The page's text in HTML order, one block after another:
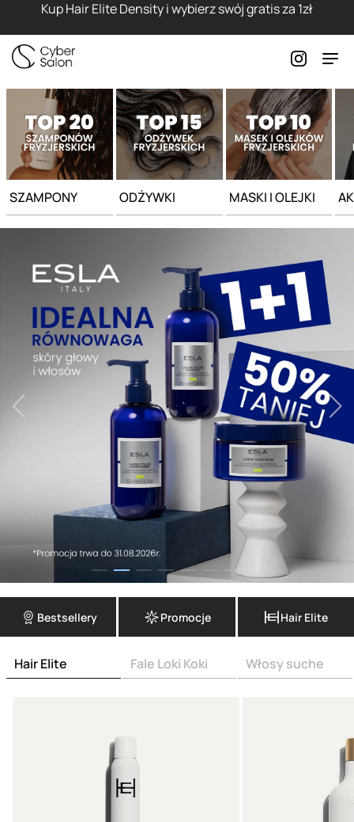
Kup Hair Elite Density i wybierz swój gratis za 1zł
SZAMPONY ODŻYWKI MASKI I OLEJKI
Bestsellery Promocje Hair Elite
Hair Elite Fale Loki Koki Włosy suche
Strona główna - Cyber Salon